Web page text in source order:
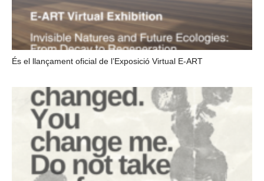
És el llançament oficial de l’Exposició Virtual E-ART